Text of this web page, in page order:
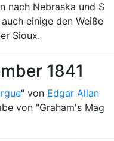
nach Nebraska und S
einige den Weiße
Sioux.
1841
" von Edgar Allan
von "Graham's Mag